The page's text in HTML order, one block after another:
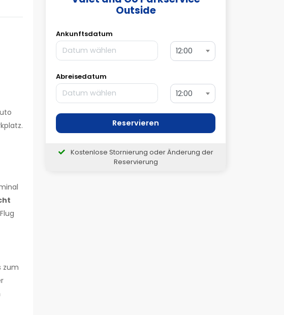
zum
Outside
Ankunftsdatum
12:00
Abreisedatum
12:00
Reservieren
Kostenlose Stornierung oder Änderung der
Reservierung